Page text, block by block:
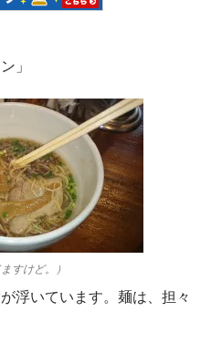
」
すけど。）
浮いています。麺は、担々